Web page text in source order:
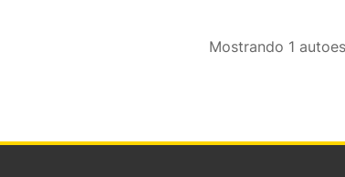
Mostrando 1